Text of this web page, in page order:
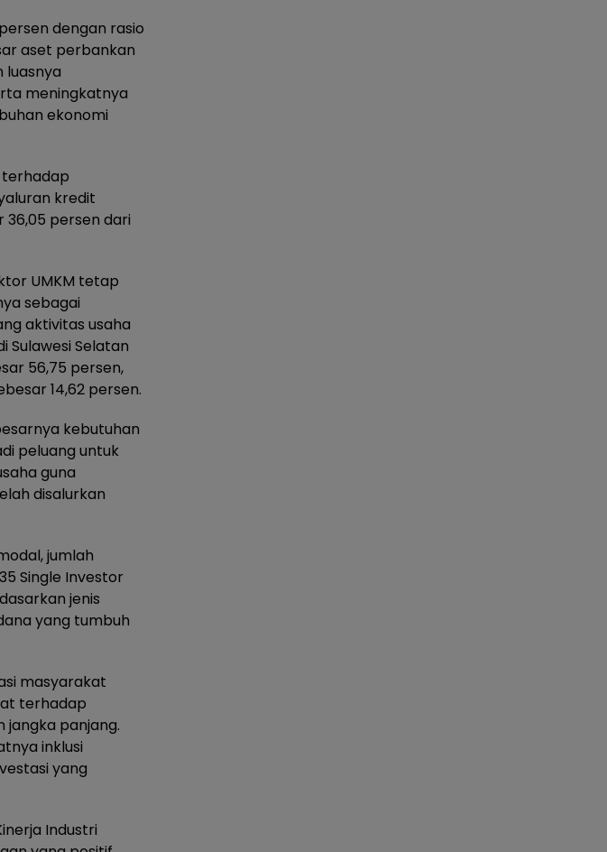
dengan rasio
aset perbankan
luasnya
meningkatnya
ekonomi
terhadap
kredit
36,05 persen dari
UMKM tetap
sebagai
aktivitas usaha
Sulawesi Selatan
56,75 persen,
14,62 persen.
kebutuhan
peluang untuk
guna
disalurkan
jumlah
Single Investor
jenis
yang tumbuh
masyarakat
terhadap
jangka panjang.
inklusi
yang
Industri